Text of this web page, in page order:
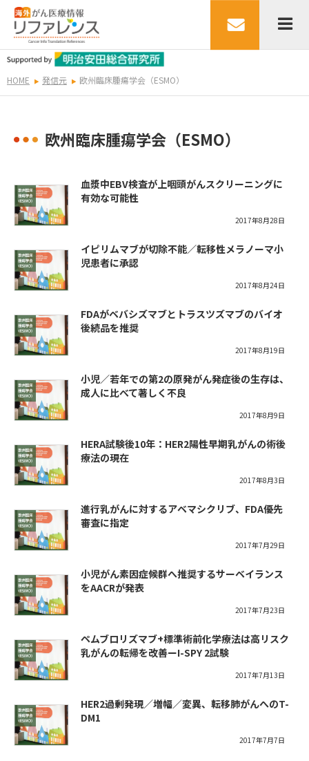
HOME 発信元 欧州臨床腫瘍学会（ESMO）
欧州臨床腫瘍学会（ESMO）
血漿中EBV検査が上咽頭がんスクリーニングに
有効な可能性
2017年8月28日
イピリムマブが切除不能／転移性メラノーマ小
児患者に承認
2017年8月24日
FDAがベバシズマブとトラスツズマブのバイオ
後続品を推奨
2017年8月19日
小児／若年での第2の原発がん発症後の生存は、
成人に比べて著しく不良
2017年8月9日
HERA試験後10年：HER2陽性早期乳がんの術後
療法の現在
2017年8月3日
進行乳がんに対するアベマシクリブ、FDA優先
審査に指定
2017年7月29日
小児がん素因症候群へ推奨するサーベイランス
をAACRが発表
2017年7月23日
ペムブロリズマブ+標準術前化学療法は高リスク
乳がんの転帰を改善ーI-SPY 2試験
2017年7月13日
HER2過剰発現／増幅／変異、転移肺がんへのT-
DM1
2017年7月7日